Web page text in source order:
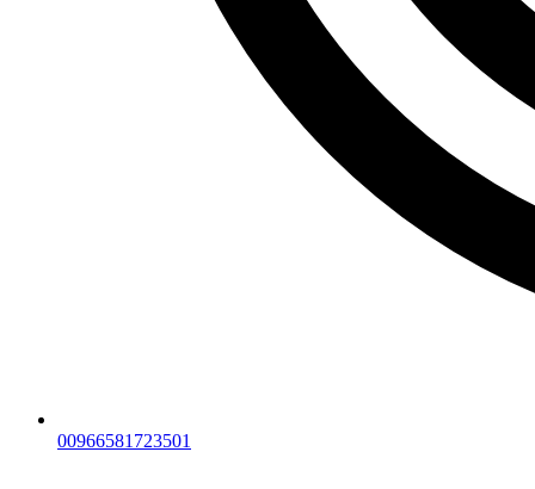
00966581723501